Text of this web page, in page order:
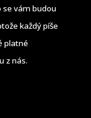
se vám budou
každý píše
platné
z nás.